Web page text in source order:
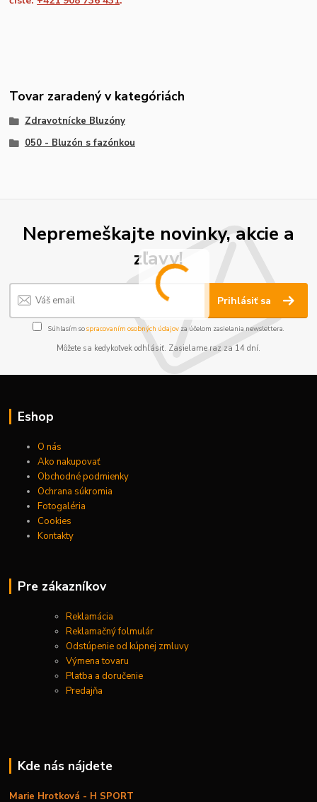
Tovar zaradený v kategóriách
Zdravotnícke Bluzóny
050 - Bluzón s fazónkou
Nepremeškajte novinky, akcie a
zľavy!
Prihlásiť sa
Súhlasím sospracovaním osobných údajov za účelom zasielania newslettera.
Môžete sa kedykoľvek odhlásiť. Zasielame raz za 14 dní.
Eshop
O nás
Ako nakupovať
Obchodné podmienky
Ochrana súkromia
Fotogaléria
Cookies
Kontakty
Pre zákazníkov
Reklamácia
Reklamačný folmulár
Odstúpenie od kúpnej zmluvy
Výmena tovaru
Platba a doručenie
Predajňa
Kde nás nájdete
Marie Hrotková - H SPORT